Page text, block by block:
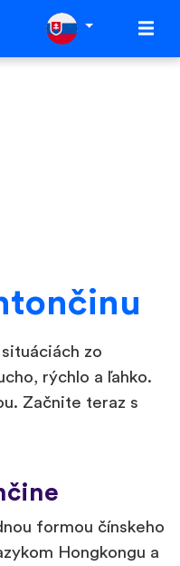
zo
rýchlo a ľahko.
Začnite teraz s
formou čínskeho
Hongkongu a